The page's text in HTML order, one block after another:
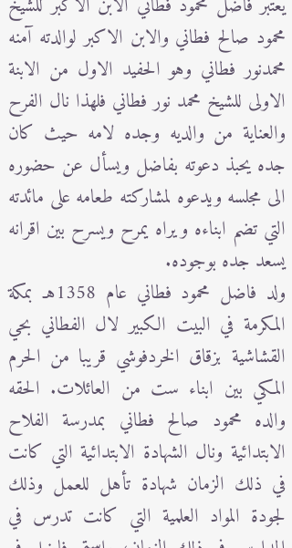
محمود صالح فطاني والابن الاكبر لوالدته آمنه
محمدنور فطاني وهو الحفيد الاول من الابنة
الاولى للشيخ محمد نور فطاني فلهذا نال الفرح
والعناية من والديه وجده لامه حيث كان
جده يحبذ دعوته بفاضل ويسأل عن حضوره
الى مجلسه ويدعوه لمشاركته طعامه على مائدته
التي تضم ابناءه ويراه يمرح ويسرح بين اقرانه
يسعد جده بوجوده.
ولد فاضل محمود فطاني عام 1358هـ بمكة
المكرمة في البيت الكبير لال الفطاني بحي
القشاشية بزقاق الخردفوشي قريبا من الحرم
المكي بين ابناء ست من العائلات. الحقه
والده محمود صالح فطاني بمدرسة الفلاح
الابتدائية ونال الشهادة الابتدائية التي كانت
في ذلك الزمان شهادة تأهل للعمل وذلك
لجودة المواد العلمية التي كانت تدرس في